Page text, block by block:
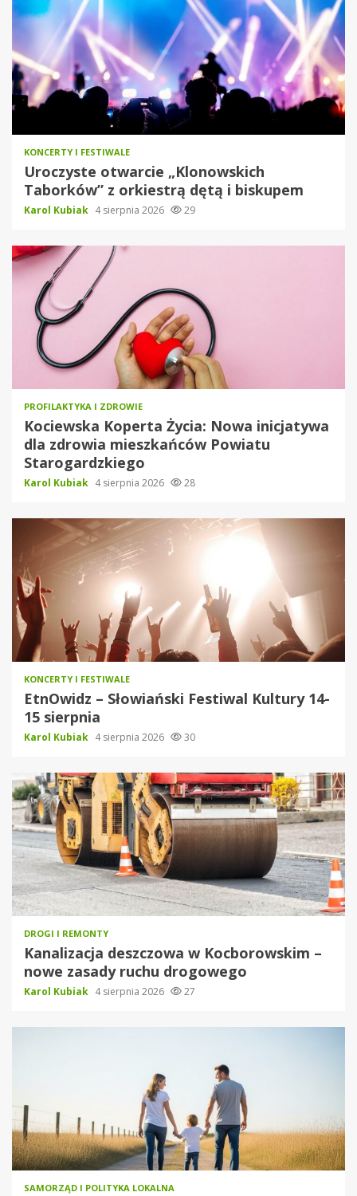
KONCERTY I FESTIWALE
Uroczyste otwarcie „Klonowskich
Taborków” z orkiestrą dętą i biskupem
Karol Kubiak 4 sierpnia 2026 29
PROFILAKTYKA I ZDROWIE
Kociewska Koperta Życia: Nowa inicjatywa
dla zdrowia mieszkańców Powiatu
Starogardzkiego
Karol Kubiak 4 sierpnia 2026 28
KONCERTY I FESTIWALE
EtnOwidz – Słowiański Festiwal Kultury 14-
15 sierpnia
Karol Kubiak 4 sierpnia 2026 30
DROGI I REMONTY
Kanalizacja deszczowa w Kocborowskim –
nowe zasady ruchu drogowego
Karol Kubiak 4 sierpnia 2026 27
SAMORZĄD I POLITYKA LOKALNA